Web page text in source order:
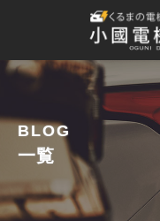
BLOG
一覧